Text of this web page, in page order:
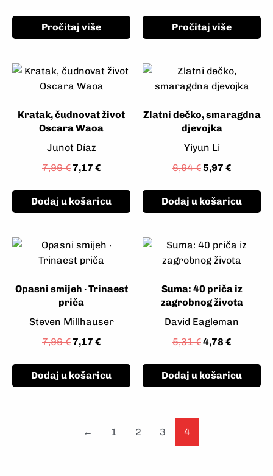
Pročitaj više Pročitaj više
Kratak, čudnovat život
Oscara Waoa
Junot Díaz
7,96€ 7,17 €
Dodaj u košaricu
Zlatni dečko, smaragdna
djevojka
Yiyun Li
6,64€5,97 €
Dodaj u košaricu
Opasni smijeh · Trinaest
priča
Steven Millhauser
7,96€ 7,17 €
Dodaj u košaricu
Suma: 40 priča iz
zagrobnog života
David Eagleman
5,31€4,78 €
Dodaj u košaricu
← 1 2 3 4